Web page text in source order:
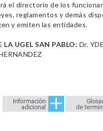
el directorio de los
reglamentos y demás
y emiten las entidades.
LA UGEL SAN PABLO: Dr.